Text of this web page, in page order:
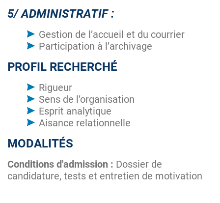
5/ ADMINISTRATIF :
Gestion de l’accueil et du courrier
Participation à l’archivage
PROFIL RECHERCHÉ
Rigueur
Sens de l’organisation
Esprit analytique
Aisance relationnelle
MODALITÉS
Conditions d'admission : Dossier de
candidature, tests et entretien de motivation